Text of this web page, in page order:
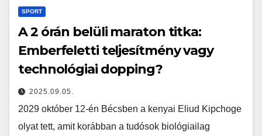
SPORT
A 2 órán belüli maraton titka:
Emberfeletti teljesítmény vagy
technológiai dopping?
2025.09.05.
2029 október 12-én Bécsben a kenyai Eliud Kipchoge
olyat tett, amit korábban a tudósok biológiailag